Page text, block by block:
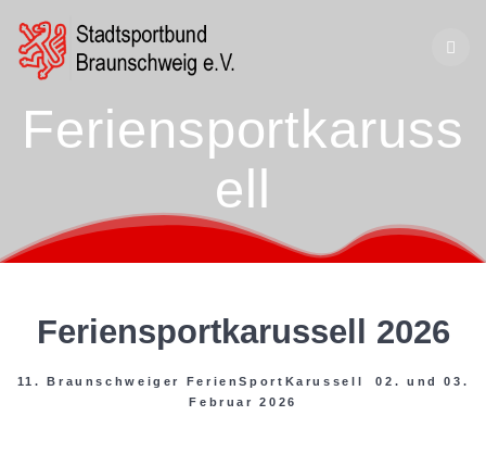
Feriensportkaruss
ell
Feriensportkarussell 2026
11. Braunschweiger FerienSportKarussell 02. und 03.
Februar 2026